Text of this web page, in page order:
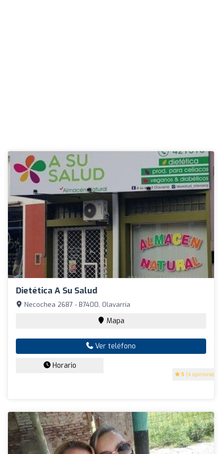
Dietética A Su Salud
5 (4 opiniones)
Necochea 2687 - B7400, Olavarría
Mapa
Ver teléfono
Horario